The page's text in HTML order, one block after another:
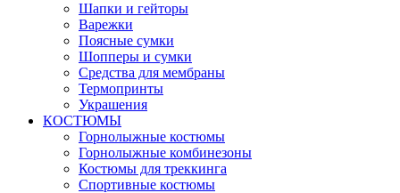
Шапки и гейторы
Варежки
Поясные сумки
Шопперы и сумки
Средства для мембраны
Термопринты
Украшения
КОСТЮМЫ
Горнолыжные костюмы
Горнолыжные комбинезоны
Костюмы для треккинга
Спортивные костюмы